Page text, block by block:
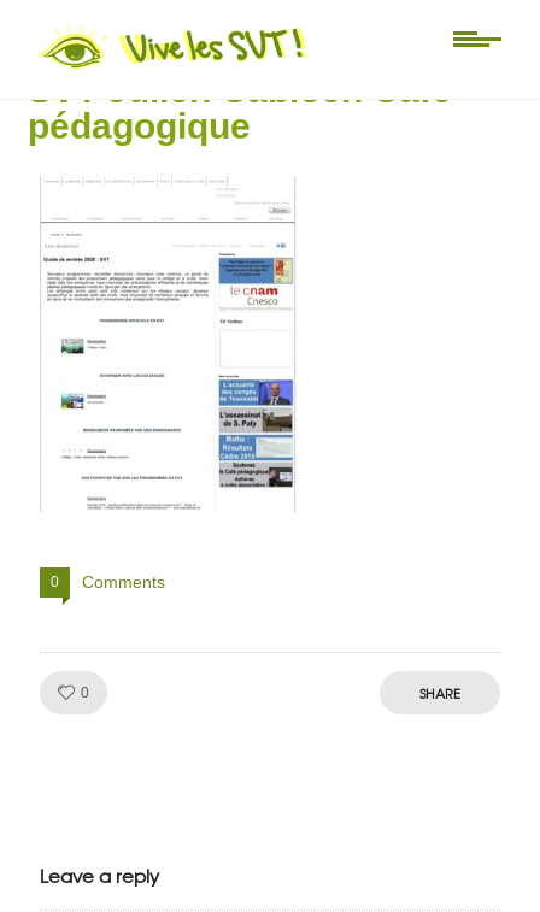
Guide de rentrée 2020 _
SVT Julien Cabioch Café
pédagogique
0 Comments
0 SHARE
Leave a reply